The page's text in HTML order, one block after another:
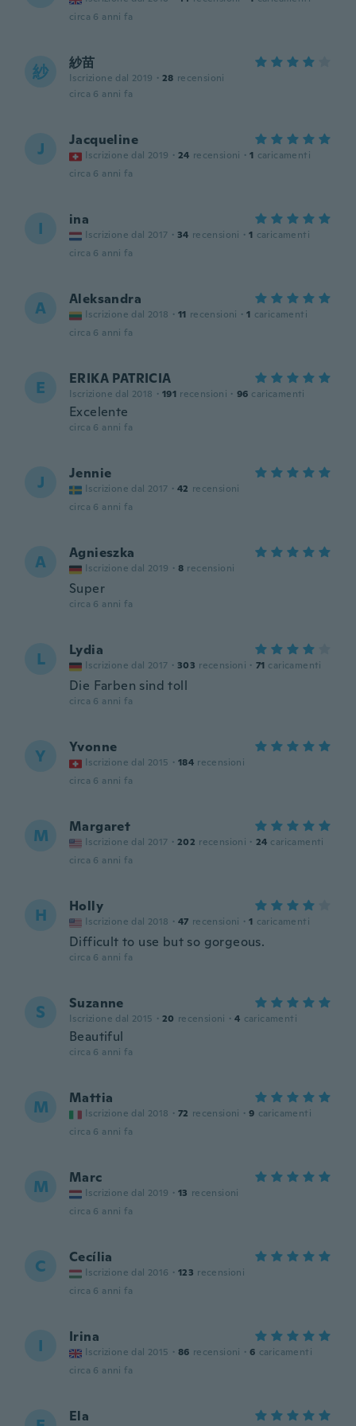
circa 6 anni fa
紗 紗苗
Iscrizione dal 2019 · 28 recensioni
circa 6 anni fa
J Jacqueline
Iscrizione dal 2019 · 24 recensioni · 1 caricamenti
circa 6 anni fa
I ina
Iscrizione dal 2017 · 34 recensioni · 1 caricamenti
circa 6 anni fa
A Aleksandra
Iscrizione dal 2018 · 11 recensioni · 1 caricamenti
circa 6 anni fa
E ERIKA PATRICIA
Iscrizione dal 2018 · 191 recensioni · 96 caricamenti
Excelente
circa 6 anni fa
J Jennie
Iscrizione dal 2017 · 42 recensioni
circa 6 anni fa
A Agnieszka
Iscrizione dal 2019 · 8 recensioni
Super
circa 6 anni fa
L Lydia
Iscrizione dal 2017 · 303 recensioni · 71 caricamenti
Die Farben sind toll
circa 6 anni fa
Y Yvonne
Iscrizione dal 2015 · 184 recensioni
circa 6 anni fa
M Margaret
Iscrizione dal 2017 · 202 recensioni · 24 caricamenti
circa 6 anni fa
H Holly
Iscrizione dal 2018 · 47 recensioni · 1 caricamenti
Difficult to use but so gorgeous.
circa 6 anni fa
S Suzanne
Iscrizione dal 2015 · 20 recensioni · 4 caricamenti
Beautiful
circa 6 anni fa
M Mattia
Iscrizione dal 2018 · 72 recensioni · 9 caricamenti
circa 6 anni fa
M Marc
Iscrizione dal 2019 · 13 recensioni
circa 6 anni fa
C Cecília
Iscrizione dal 2016 · 123 recensioni
circa 6 anni fa
I Irina
Iscrizione dal 2015 · 86 recensioni · 6 caricamenti
circa 6 anni fa
Ela